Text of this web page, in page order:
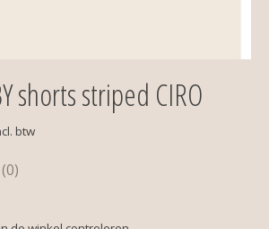
shorts striped CIRO
btw
dit product is
(0)